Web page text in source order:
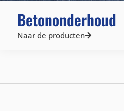
Betononderhoud
Naar de producten